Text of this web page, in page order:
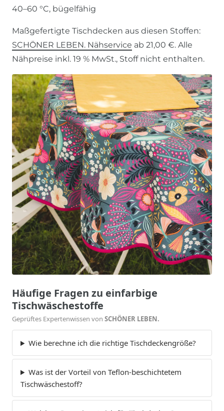
40–60 °C, bügelfähig
Maßgefertigte Tischdecken aus diesen Stoffen:
SCHÖNER LEBEN. Nähservice ab 21,00 €. Alle
Nähpreise inkl. 19 % MwSt., Stoff nicht enthalten.
Häufige Fragen zu einfarbige
Tischwäschestoffe
Geprüftes Expertenwissen von SCHÖNER LEBEN.
Wie berechne ich die richtige Tischdeckengröße?
Was ist der Vorteil von Teflon-beschichtetem
Tischwäschestoff?